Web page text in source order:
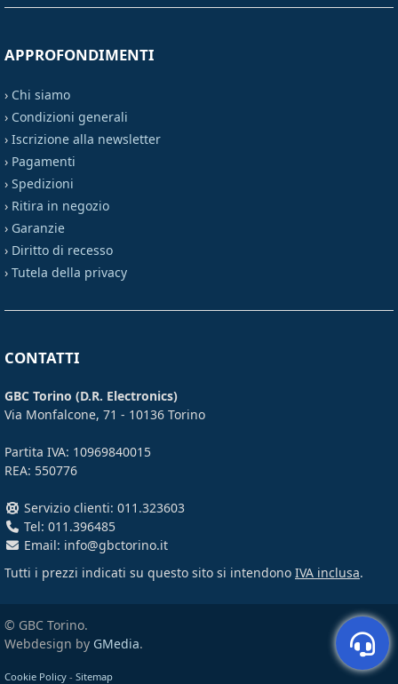
APPROFONDIMENTI
› Chi siamo
› Condizioni generali
› Iscrizione alla newsletter
› Pagamenti
› Spedizioni
› Ritira in negozio
› Garanzie
› Diritto di recesso
› Tutela della privacy
CONTATTI
GBC Torino (D.R. Electronics)
Via Monfalcone, 71 - 10136 Torino
Partita IVA: 10969840015
REA: 550776
Servizio clienti: 011.323603
Tel: 011.396485
Email: info@gbctorino.it
Tutti i prezzi indicati su questo sito si intendono IVA inclusa.
© GBC Torino.
Webdesign by GMedia.
Cookie Policy - Sitemap